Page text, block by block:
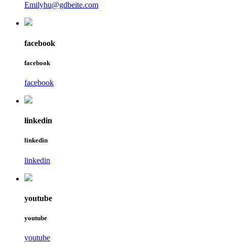
Emilyhu@gdbeite.com
facebook
facebook
facebook
linkedin
linkedin
linkedin
youtube
youtube
youtube